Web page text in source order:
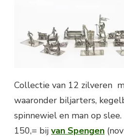
Collectie van 12 zilveren
waaronder biljarters,
spinnewiel en man op
150,= bij van Spengen